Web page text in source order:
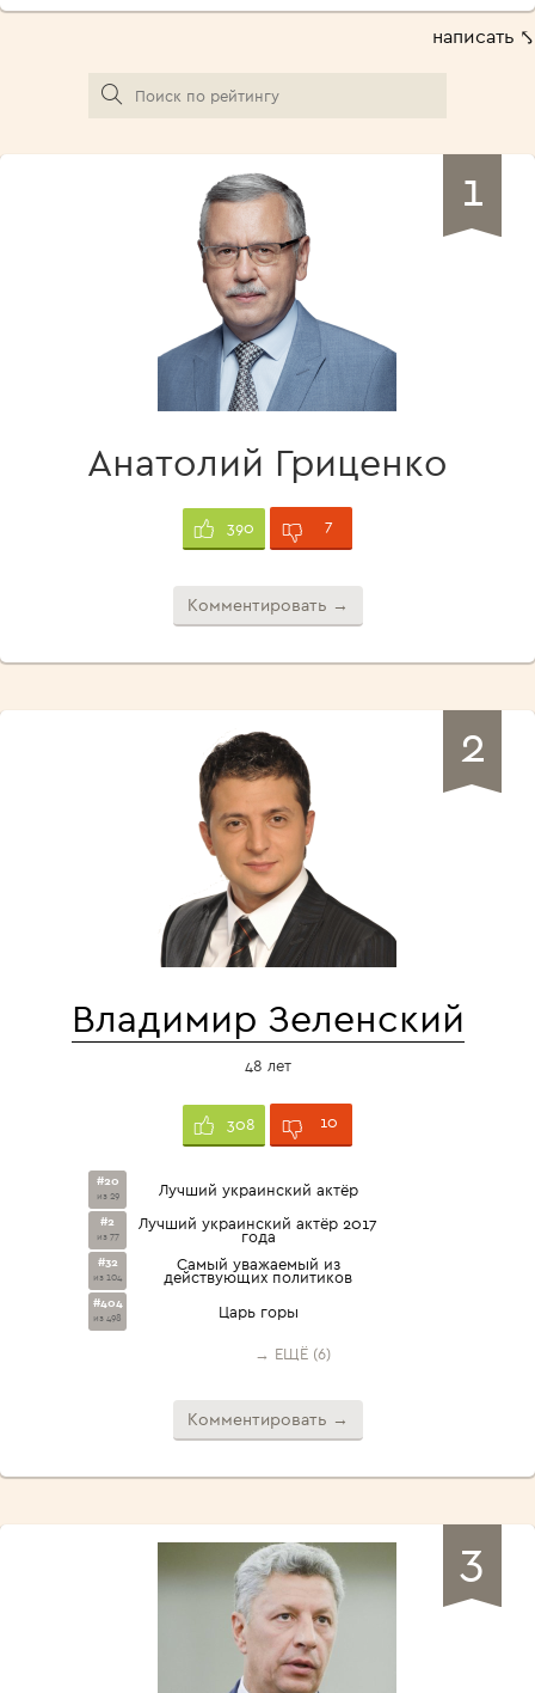
написать ⤣
1
Анатолий Гриценко
390 7
Комментировать →
2
Владимир Зеленский
48 лет
308 10
#20
из 29 Лучший украинский актёр
#2
из 77
Лучший украинский актёр 2017
года
#32
из 104
Самый уважаемый из
действующих политиков
#404
из 498 Царь горы
→ ЕЩЁ (6)
Комментировать →
3